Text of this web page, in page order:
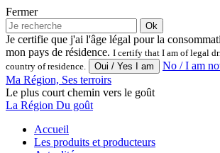
Fermer
Ok
Je certifie que j'ai l'âge légal pour la
mon pays de résidence. I certify that I am of legal
country of residence.
No / I am
Ma Région, Ses terroirs
Le plus court chemin vers le goût
La Région Du goût
Accueil
Les produits et producteurs